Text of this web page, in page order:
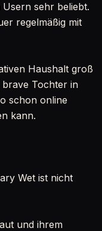
sehr beliebt.
regelmäßig mit
Haushalt groß
Tochter in
schon online
kann.
Wet ist nicht
und ihrem